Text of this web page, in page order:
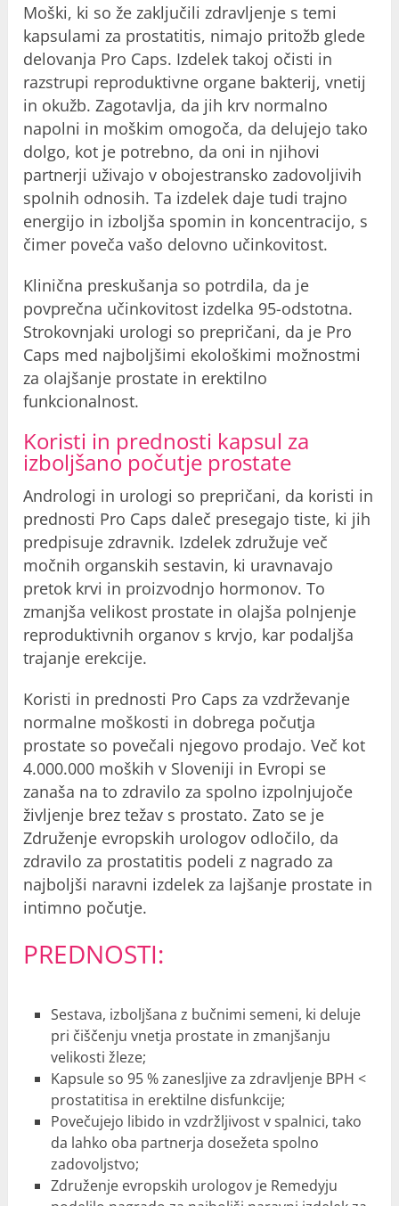
Moški, ki so že zaključili zdravljenje s temi
kapsulami za prostatitis, nimajo pritožb glede
delovanja Pro Caps. Izdelek takoj očisti in
razstrupi reproduktivne organe bakterij, vnetij
in okužb. Zagotavlja, da jih krv normalno
napolni in moškim omogoča, da delujejo tako
dolgo, kot je potrebno, da oni in njihovi
partnerji uživajo v obojestransko zadovoljivih
spolnih odnosih. Ta izdelek daje tudi trajno
energijo in izboljša spomin in koncentracijo, s
čimer poveča vašo delovno učinkovitost.
Klinična preskušanja so potrdila, da je
povprečna učinkovitost izdelka 95-odstotna.
Strokovnjaki urologi so prepričani, da je Pro
Caps med najboljšimi ekološkimi možnostmi
za olajšanje prostate in erektilno
funkcionalnost.
Koristi in prednosti kapsul za
izboljšano počutje prostate
Andrologi in urologi so prepričani, da koristi in
prednosti Pro Caps daleč presegajo tiste, ki jih
predpisuje zdravnik. Izdelek združuje več
močnih organskih sestavin, ki uravnavajo
pretok krvi in ​​proizvodnjo hormonov. To
zmanjša velikost prostate in olajša polnjenje
reproduktivnih organov s krvjo, kar podaljša
trajanje erekcije.
Koristi in prednosti Pro Caps za vzdrževanje
normalne moškosti in dobrega počutja
prostate so povečali njegovo prodajo. Več kot
4.000.000 moških v Sloveniji in Evropi se
zanaša na to zdravilo za spolno izpolnjujoče
življenje brez težav s prostato. Zato se je
Združenje evropskih urologov odločilo, da
zdravilo za prostatitis podeli z nagrado za
najboljši naravni izdelek za lajšanje prostate in
intimno počutje.
PREDNOSTI:
Sestava, izboljšana z bučnimi semeni, ki deluje
pri čiščenju vnetja prostate in zmanjšanju
velikosti žleze;
Kapsule so 95 % zanesljive za zdravljenje BPH <
prostatitisa in erektilne disfunkcije;
Povečujejo libido in vzdržljivost v spalnici, tako
da lahko oba partnerja dosežeta spolno
zadovoljstvo;
Združenje evropskih urologov je Remedyju